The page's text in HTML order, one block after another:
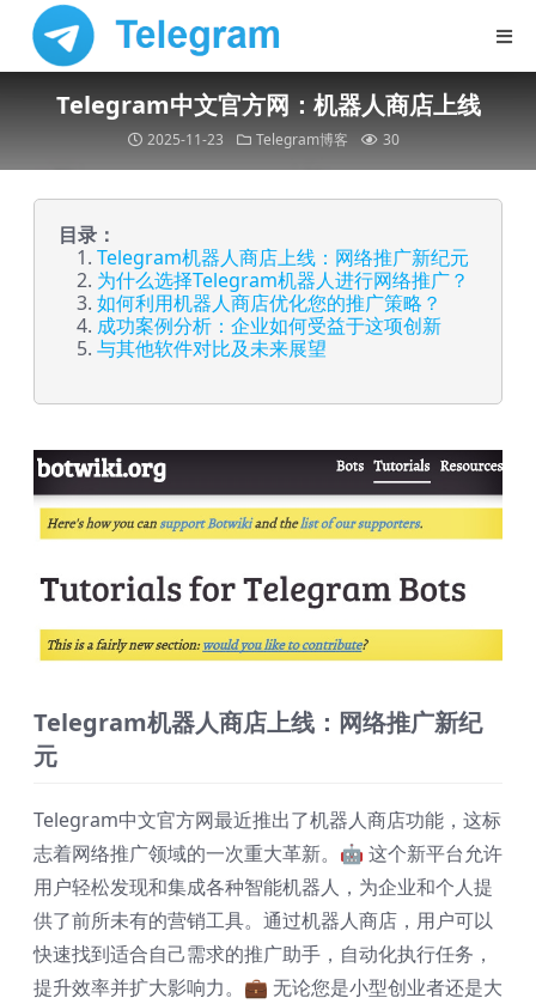
Telegram中文官方网：机器人商店上线
2025-11-23 Telegram博客 30
目录：
Telegram机器人商店上线：网络推广新纪元
为什么选择Telegram机器人进行网络推广？
如何利用机器人商店优化您的推广策略？
成功案例分析：企业如何受益于这项创新
与其他软件对比及未来展望
Telegram机器人商店上线：网络推广新纪
元
Telegram中文官方网最近推出了机器人商店功能，这标
志着网络推广领域的一次重大革新。🤖 这个新平台允许
用户轻松发现和集成各种智能机器人，为企业和个人提
供了前所未有的营销工具。通过机器人商店，用户可以
快速找到适合自己需求的推广助手，自动化执行任务，
提升效率并扩大影响力。💼 无论您是小型创业者还是大